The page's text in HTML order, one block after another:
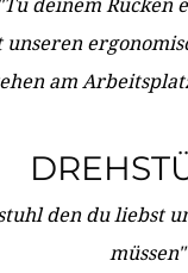
"Tu deinem Rücken
unseren
am
den du liebst
müssen"